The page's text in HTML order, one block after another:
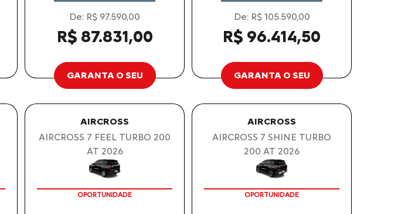
De: R$ 97.590,00
R$ 87.831,00
GARANTA O SEU
De: R$ 105.590,00
R$ 96.414,50
GARANTA O SEU
AIRCROSS
AIRCROSS 7 FEEL TURBO 200
AT 2026
OPORTUNIDADE
AIRCROSS
AIRCROSS 7 SHINE TURBO
200 AT 2026
OPORTUNIDADE